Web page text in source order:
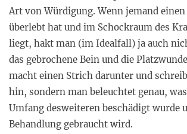
Art von Würdigung. Wenn jemand
überlebt hat und im Schockraum des
liegt, hakt man (im Idealfall) ja auch
das gebrochene Bein und die
macht einen Strich darunter und
hin, sondern man beleuchtet genau,
Umfang desweiteren beschädigt wurde
Behandlung gebraucht wird.